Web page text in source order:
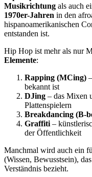
Musikrichtung als auch
1970er-Jahren in den
hispanoamerikanischen
entstanden ist.
Hip Hop ist mehr als nur
Elemente:
Rapping (MCing)
bekannt ist
DJing – das Mixen
Plattenspielern
Breakdancing (B-
Graffiti –
der Öffentlichkeit
Manchmal wird auch ein
(Wissen, Bewusstsein),
Verständnis bezieht.